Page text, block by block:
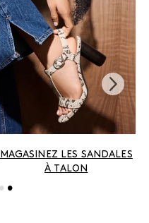
MAGASINEZ LES SANDALES
À TALON